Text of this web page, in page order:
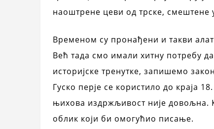
наоштрене цеви од трске,
Временом су пронађени и такви
Већ тада смо имали хитну потребу
историјске тренутке, запишемо
Гуско перје се користило до краја
њихова издржљивост није довољна.
облик који би омогућио писање.